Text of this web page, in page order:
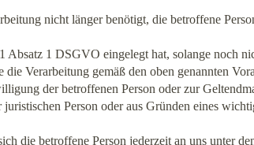
nicht länger benötigt, die betroffene
1 DSGVO eingelegt hat, solange noch
Verarbeitung gemäß den oben genannten
der betroffenen Person oder zur
Person oder aus Gründen eines
die betroffene Person jederzeit an uns unter